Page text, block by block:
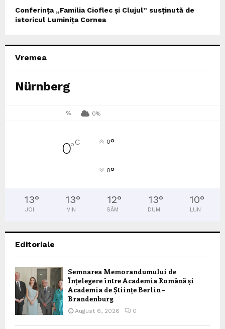
Conferința „Familia Cioflec și Clujul” susținută de
istoricul Luminița Cornea
Vremea
Nürnberg
% 0%
0°C 0°
0°
13°
JOI
13°
VIN
12°
SÂM
13°
DUM
10°
LUN
Editoriale
Semnarea Memorandumului de
Înțelegere între Academia Română și
Academia de Științe Berlin –
Brandenburg
August 6, 2026 0